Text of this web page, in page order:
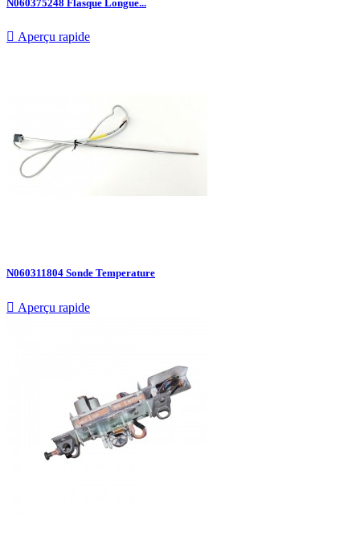
N060375248 Flasque Longue...
 Aperçu rapide
N060311804 Sonde Temperature
 Aperçu rapide